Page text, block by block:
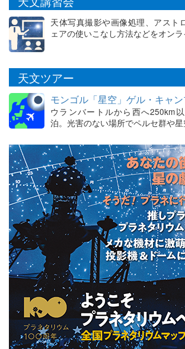
天体写真撮影や画像処理、アスト
ェアの使いこなし方法などをオン
天文ツアー
モンゴル「星空」ゲル・キャ
ウランバートルから西へ250km
泊。光害のない場所でペルセ群や